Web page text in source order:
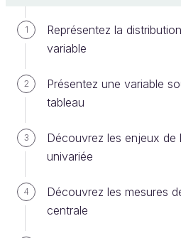
1
Représentez la
variable
2
Présentez une variable
tableau
3
Découvrez les enjeux de
univariée
4
Découvrez les mesures
centrale